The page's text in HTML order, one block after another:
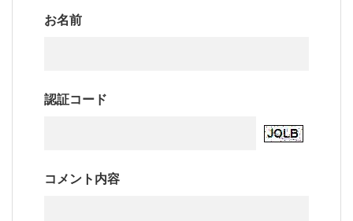
お名前
認証コード
コメント内容